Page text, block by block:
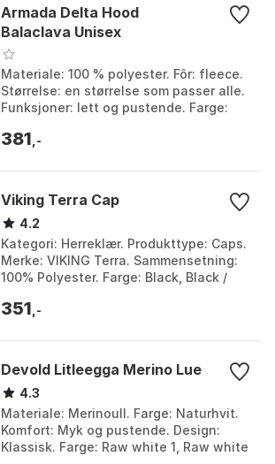
Armada Delta Hood
Balaclava Unisex
Materiale: 100 % polyester. Fôr: fleece.
Størrelse: en størrelse som passer alle.
Funksjoner: lett og pustende. Farge:
On...
381 ,-
Viking Terra Cap
4.2
Kategori: Herreklær. Produkttype: Caps.
Merke: VIKING Terra. Sammensetning:
100% Polyester. Farge: Black, Black /
351 ,-
Devold Litleegga Merino Lue
4.3
Materiale: Merinoull. Farge: Naturhvit.
Komfort: Myk og pustende. Design:
Klassisk. Farge: Raw white 1, Raw white